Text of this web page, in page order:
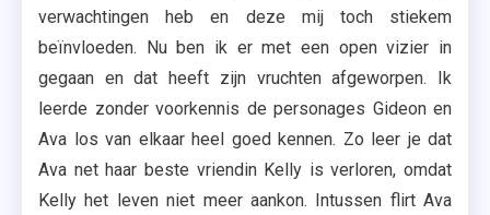
verwachtingen heb en deze mij toch stiekem
beïnvloeden. Nu ben ik er met een open vizier in
gegaan en dat heeft zijn vruchten afgeworpen. Ik
leerde zonder voorkennis de personages Gideon en
Ava los van elkaar heel goed kennen. Zo leer je dat
Ava net haar beste vriendin Kelly is verloren, omdat
Kelly het leven niet meer aankon. Intussen flirt Ava